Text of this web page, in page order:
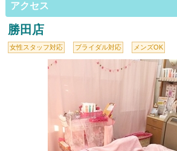
アクセス
勝田店
女性スタッフ対応 ブライダル対応 メンズOK